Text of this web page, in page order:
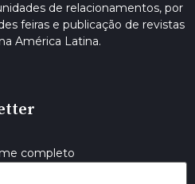
de relacionamentos, por
feiras e publicação de revistas
América Latina.
completo